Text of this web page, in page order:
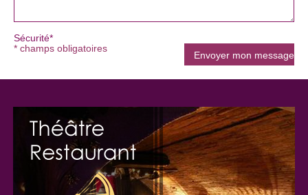
Sécurité*
* champs obligatoires